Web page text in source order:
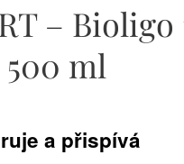
– Bioligo
ml
a přispívá